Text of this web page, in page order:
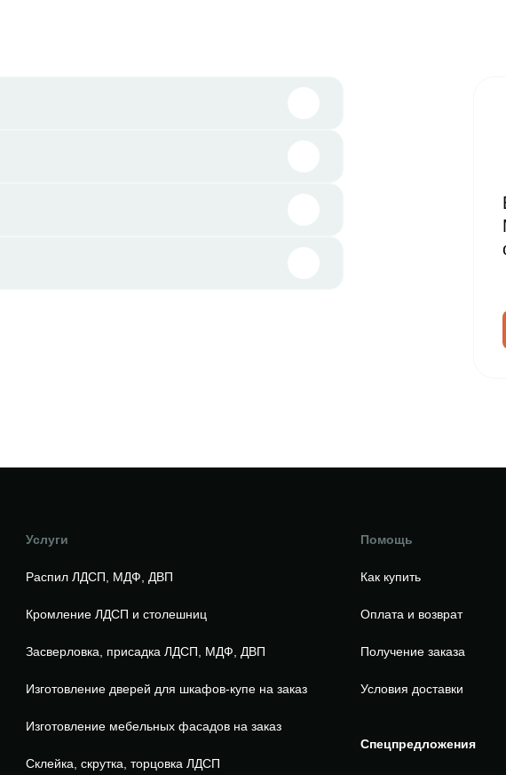
Услуги
Распил ЛДСП, МДФ, ДВП
Кромление ЛДСП и столешниц
Засверловка, присадка ЛДСП, МДФ, ДВП
Изготовление дверей для шкафов-купе на заказ
Изготовление мебельных фасадов на заказ
Склейка, скрутка, торцовка ЛДСП
Помощь
Как купить
Оплата и возврат
Получение заказа
Условия доставки
Спецпредложения